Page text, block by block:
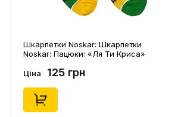
Шкарпетки Noskar: Шкарпетки
Noskar: Пацюки: «Ля Ти Криса»
Ціна 125 грн